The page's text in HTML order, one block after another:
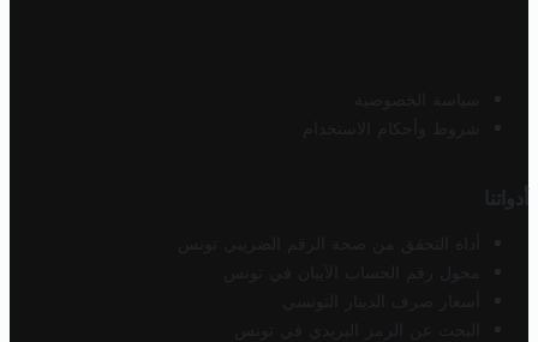
سياسة الخصوصية
شروط وأحكام الاستخدام
أدواتنا
أداة التحقق من صحة الرقم الضريبي تونس
محول رقم الحساب الآيبان في تونس
أسعار صرف الدينار التونسي
البحث عن الرمز البريدي في تونس